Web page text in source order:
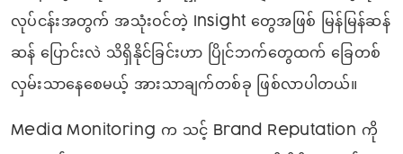
လုပ်ငန်းအတွက် အသုံးဝင်တဲ့ Insight တွေအဖြစ် မြန်မြန်ဆန်
ဆန် ပြောင်းလဲ သိရှိနိုင်ခြင်းဟာ ပြိုင်ဘက်တွေထက် ခြေတစ်
လှမ်းသာနေစေမယ့် အားသာချက်တစ်ခု ဖြစ်လာပါတယ်။
Media Monitoring က သင့် Brand Reputation ကို